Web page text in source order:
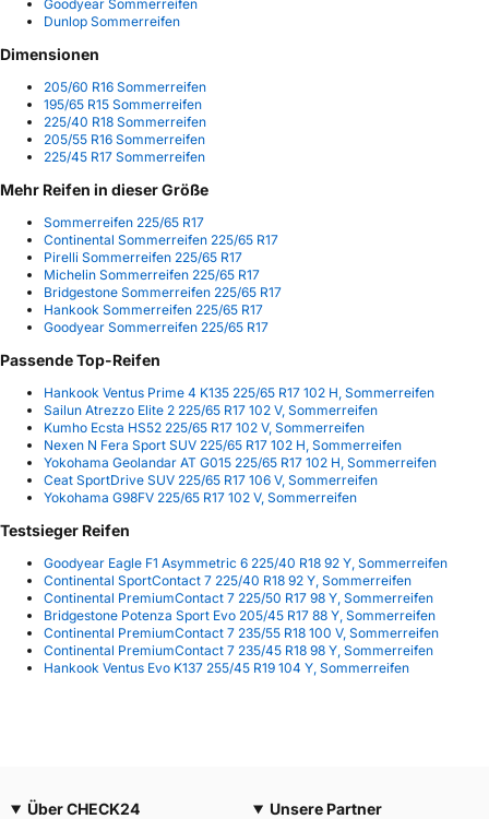
Goodyear Sommerreifen
Dunlop Sommerreifen
Dimensionen
205/60 R16 Sommerreifen
195/65 R15 Sommerreifen
225/40 R18 Sommerreifen
205/55 R16 Sommerreifen
225/45 R17 Sommerreifen
Mehr Reifen in dieser Größe
Sommerreifen 225/65 R17
Continental Sommerreifen 225/65 R17
Pirelli Sommerreifen 225/65 R17
Michelin Sommerreifen 225/65 R17
Bridgestone Sommerreifen 225/65 R17
Hankook Sommerreifen 225/65 R17
Goodyear Sommerreifen 225/65 R17
Passende Top-Reifen
Hankook Ventus Prime 4 K135 225/65 R17 102 H, Sommerreifen
Sailun Atrezzo Elite 2 225/65 R17 102 V, Sommerreifen
Kumho Ecsta HS52 225/65 R17 102 V, Sommerreifen
Nexen N Fera Sport SUV 225/65 R17 102 H, Sommerreifen
Yokohama Geolandar AT G015 225/65 R17 102 H, Sommerreifen
Ceat SportDrive SUV 225/65 R17 106 V, Sommerreifen
Yokohama G98FV 225/65 R17 102 V, Sommerreifen
Testsieger Reifen
Goodyear Eagle F1 Asymmetric 6 225/40 R18 92 Y, Sommerreifen
Continental SportContact 7 225/40 R18 92 Y, Sommerreifen
Continental PremiumContact 7 225/50 R17 98 Y, Sommerreifen
Bridgestone Potenza Sport Evo 205/45 R17 88 Y, Sommerreifen
Continental PremiumContact 7 235/55 R18 100 V, Sommerreifen
Continental PremiumContact 7 235/45 R18 98 Y, Sommerreifen
Hankook Ventus Evo K137 255/45 R19 104 Y, Sommerreifen
Über CHECK24
Unsere Partner